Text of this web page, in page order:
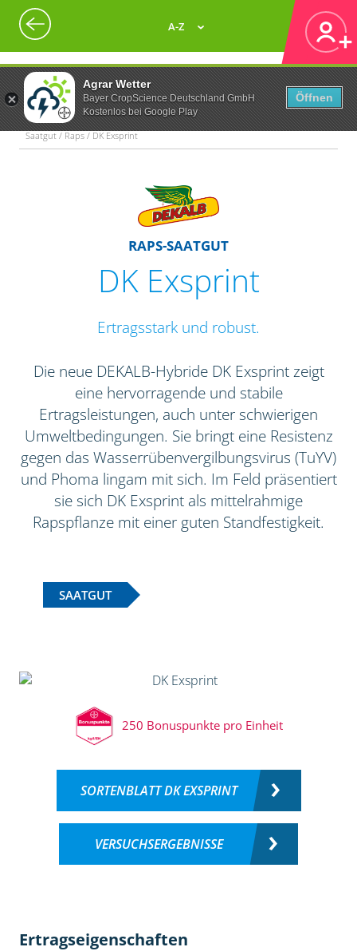
Agrar Wetter
Bayer CropScience Deutschland GmbH
Kostenlos bei Google Play
Öffnen
A-Z
Saatgut / Raps / DK Exsprint
RAPS-SAATGUT
DK Exsprint
Ertragsstark und robust.
Die neue DEKALB-Hybride DK Exsprint zeigt
eine hervorragende und stabile
Ertragsleistungen, auch unter schwierigen
Umweltbedingungen. Sie bringt eine Resistenz
gegen das Wasserrübenvergilbungsvirus (TuYV)
und Phoma lingam mit sich. Im Feld präsentiert
sie sich DK Exsprint als mittelrahmige
Rapspflanze mit einer guten Standfestigkeit.
SAATGUT
250 Bonuspunkte pro Einheit
SORTENBLATT DK EXSPRINT
VERSUCHSERGEBNISSE
Ertragseigenschaften